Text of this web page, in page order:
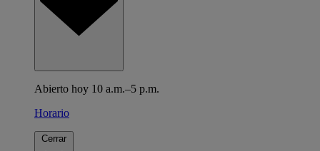
Abierto hoy 10 a.m.–5 p.m.
Horario
Cerrar